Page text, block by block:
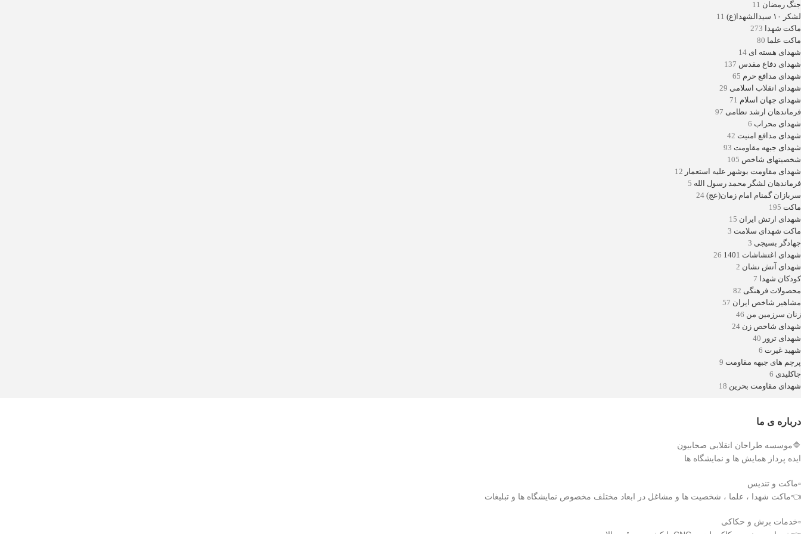
جنگ رمضان 11
لشکر ۱۰ سیدالشهدا(ع)
11
ماکت شهدا 273
ماکت علما 80
شهدای هسته ای 14
شهدای دفاع مقدس 137
شهدای مدافع حرم 65
شهدای انقلاب اسلامی 29
شهدای جهان اسلام 71
فرماندهان ارشد نظامی 97
شهدای محراب 6
شهدای مدافع امنیت 42
شهدای جبهه مقاومت 93
شخصیتهای شاخص 105
شهدای مقاومت بوشهر علیه استعمار 12
فرماندهان لشگر محمد رسول الله 5
سربازان گمنام امام زمان(عج) 24
ماکت 195
شهدای ارتش ایران 15
ماکت شهدای سلامت 3
جهادگر بسیجی 3
شهدای اغتشاشات 1401
26
شهدای آتش نشان 2
کودکان شهدا 7
محصولات فرهنگی 82
مشاهیر شاخص ایران 57
زنان سرزمین من 46
شهدای شاخص زن 24
شهدای ترور 40
شهید غیرت 6
پرچم های جبهه مقاومت 9
جاکلیدی 6
شهدای مقاومت بحرین 18
درباره ی ما
🔷موسسه طراحان انقلابی صحابیون
ایده پرداز همایش ها و نمایشگاه ها
▫️ماکت و تندیس
👈ماکت شهدا ، علما ، شخصیت ها و مشاغل در ابعاد مختلف مخصوص نمایشگاه ها و تبلیغات
▫️خدمات برش و حکاکی